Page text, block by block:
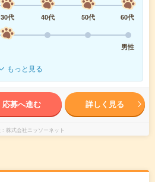
30代 40代 50代
60代
男性
もっと見る
応募へ進む 詳しく見る
株式会社ニッソーネット